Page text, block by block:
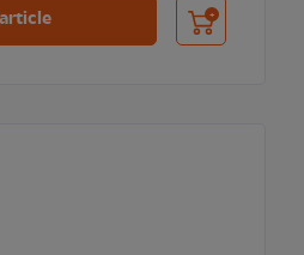
Ajouter au